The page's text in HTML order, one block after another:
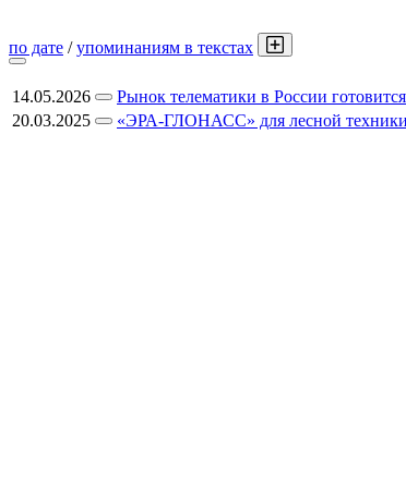
по дате /упоминаниям в текстах
14.05.2026 Рынок телематики в России
20.03.2025
«ЭРА-ГЛОНАСС» для лесной техники: